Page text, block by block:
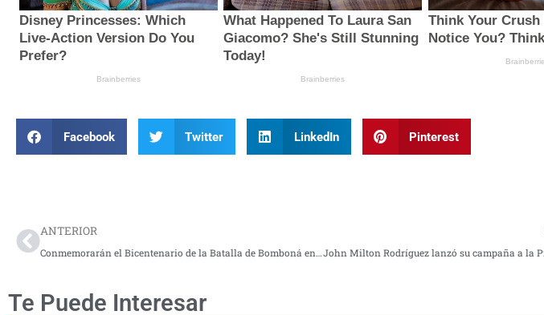
Facebook Twitter LinkedIn Pinterest
ANTERIOR
Conmemorarán el Bicentenario de la Batalla de Bomboná en Consacá – Nariño
Te Puede Interesar